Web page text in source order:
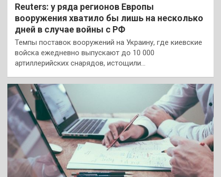
Reuters: у ряда регионов Европы
вооружения хватило бы лишь на несколько
дней в случае войны с РФ
Темпы поставок вооружений на Украину, где киевские
войска ежедневно выпускают до 10 000
артиллерийских снарядов, истощили…